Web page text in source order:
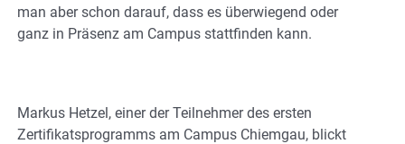
man aber schon darauf, dass es überwiegend oder
ganz in Präsenz am Campus stattfinden kann.
Markus Hetzel, einer der Teilnehmer des ersten
Zertifikatsprogramms am Campus Chiemgau, blickt